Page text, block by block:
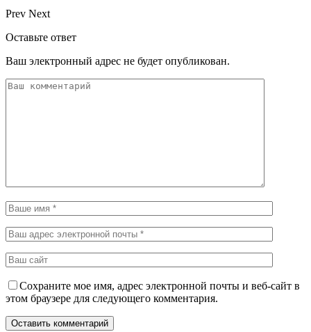
Prev Next
Оставьте ответ
Ваш электронный адрес не будет опубликован.
Сохраните мое имя, адрес электронной почты и веб-сайт в
этом браузере для следующего комментария.